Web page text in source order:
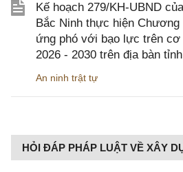
Kế hoạch 279/KH-UBND
Bắc Ninh thực hiện
ứng phó với bạo lực trên
2026 - 2030 trên địa bàn
An ninh trật tự
HỎI ĐÁP PHÁP LUẬT VỀ XÂY